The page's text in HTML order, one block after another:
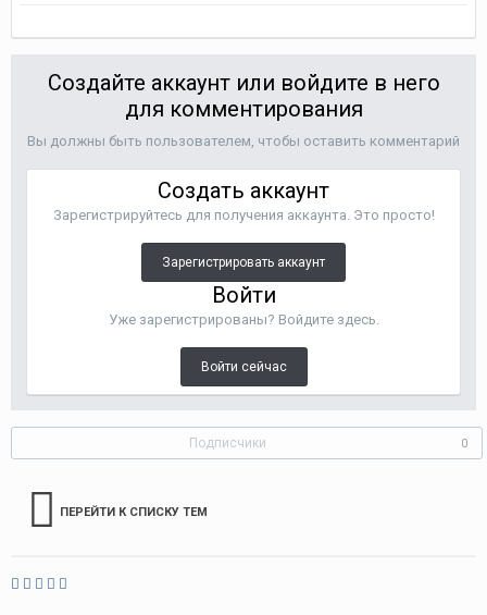
Создайте аккаунт или войдите в него
для комментирования
Вы должны быть пользователем, чтобы оставить комментарий
Создать аккаунт
Зарегистрируйтесь для получения аккаунта. Это просто!
Зарегистрировать аккаунт
Войти
Уже зарегистрированы? Войдите здесь.
Войти сейчас
Подписчики 0
ПЕРЕЙТИ К СПИСКУ ТЕМ